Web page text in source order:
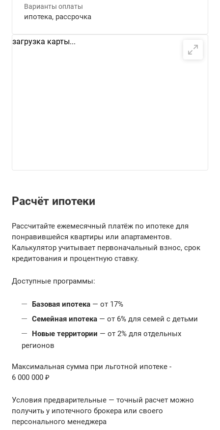
Варианты оплаты
ипотека, рассрочка
загрузка карты...
Расчёт ипотеки
Рассчитайте ежемесячный платёж по ипотеке для
понравившейся квартиры или апартаментов.
Калькулятор учитывает первоначальный взнос, срок
кредитования и процентную ставку.
Доступные программы:
Базовая ипотека — от 17%
Семейная ипотека — от 6% для семей с детьми
Новые территории — от 2% для отдельных
регионов
Максимальная сумма при льготной ипотеке -
6 000 000 ₽
Условия предварительные — точный расчет можно
получить у ипотечного брокера или своего
персонального менеджера